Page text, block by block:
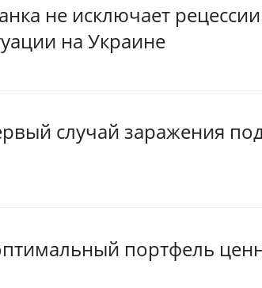
не исключает
на Украине
случай заражения
портфель